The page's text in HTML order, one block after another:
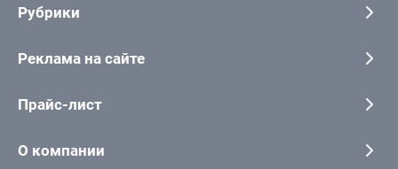
Рубрики
Реклама на сайте
Прайс-лист
О компании